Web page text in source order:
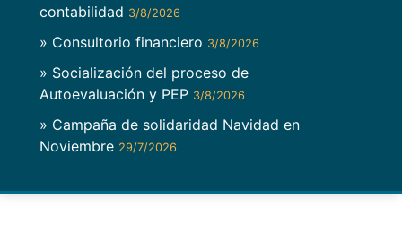
contabilidad 3/8/2026
» Consultorio financiero 3/8/2026
» Socialización del proceso de
Autoevaluación y PEP 3/8/2026
» Campaña de solidaridad Navidad en
Noviembre 29/7/2026